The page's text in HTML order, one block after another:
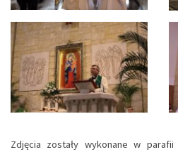
Zdjęcia zostały wykonane w